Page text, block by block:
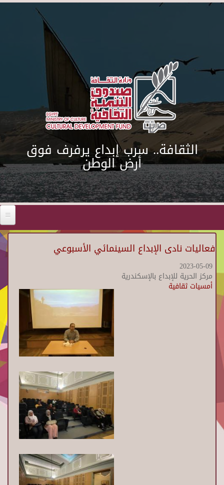
Skip to main content
الثقافة.. سرب إبداع يرفرف فوق
أرض الوطن
فعاليات نادى الإبداع السينمائي الأسبوعي
2023-05-09
مركز الحرية للإبداع بالإسكندرية
أمسيات ثقافية